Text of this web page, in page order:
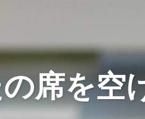
席を空